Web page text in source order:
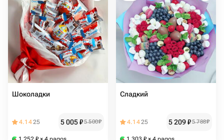
Шоколадки
4.1425 5 005₽5 500₽
Сладкий
4.1425 5 209₽5 788₽